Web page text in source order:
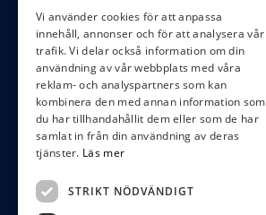
Vi använder cookies för att anpassa
innehåll, annonser och för att analysera vår
trafik. Vi delar också information om din
användning av vår webbplats med våra
reklam- och analyspartners som kan
kombinera den med annan information som
du har tillhandahållit dem eller som de har
samlat in från din användning av deras
tjänster. Läs mer
STRIKT NÖDVÄNDIGT